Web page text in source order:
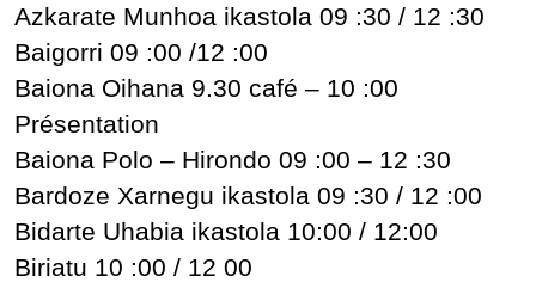
Azkarate Munhoa ikastola 09 :30 / 12 :30
Baigorri 09 :00 /12 :00
Baiona Oihana 9.30 café – 10 :00
Présentation
Baiona Polo – Hirondo 09 :00 – 12 :30
Bardoze Xarnegu ikastola 09 :30 / 12 :00
Bidarte Uhabia ikastola 10:00 / 12:00
Biriatu 10 :00 / 12 00